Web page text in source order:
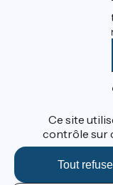
Accueil Vélo
cyclistes en
Financé dans le
Ce site
contrôle sur
Tout